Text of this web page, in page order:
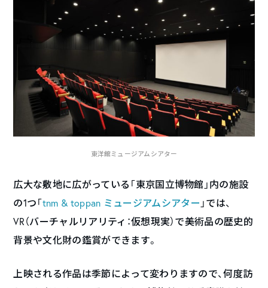
東洋館ミュージアムシアター
広大な敷地に広がっている「東京国立博物館」内の施設
の1つ「tnm & toppan ミュージアムシアター 」では、
VR（バーチャルリアリティ：仮想現実）で美術品の歴史的
背景や文化財の鑑賞ができます。
上映される作品は季節によって変わりますので、何度訪